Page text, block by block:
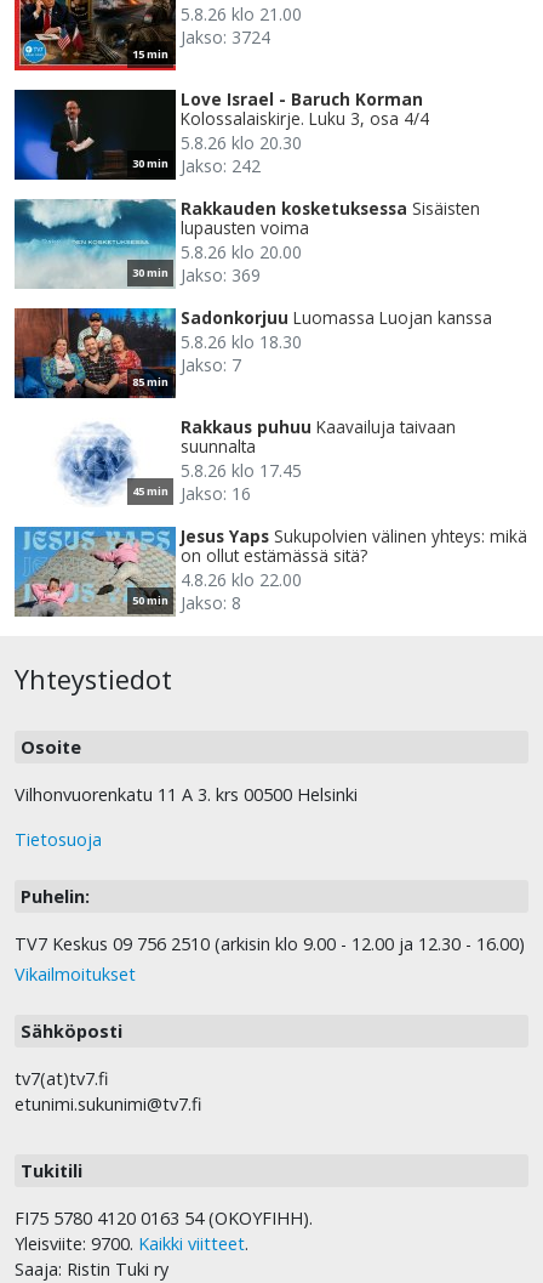
15 min
5.8.26 klo 21.00
Jakso: 3724
30 min
Love Israel - Baruch Korman
Kolossalaiskirje. Luku 3, osa 4/4
5.8.26 klo 20.30
Jakso: 242
30 min
Rakkauden kosketuksessa Sisäisten
lupausten voima
5.8.26 klo 20.00
Jakso: 369
85 min
Sadonkorjuu Luomassa Luojan kanssa
5.8.26 klo 18.30
Jakso: 7
45 min
Rakkaus puhuu Kaavailuja taivaan
suunnalta
5.8.26 klo 17.45
Jakso: 16
50 min
Jesus Yaps Sukupolvien välinen yhteys: mikä
on ollut estämässä sitä?
4.8.26 klo 22.00
Jakso: 8
Yhteystiedot
Osoite
Vilhonvuorenkatu 11 A 3. krs 00500 Helsinki
Tietosuoja
Puhelin:
TV7 Keskus 09 756 2510 (arkisin klo 9.00 - 12.00 ja 12.30 - 16.00)
Vikailmoitukset
Sähköposti
tv7(at)tv7.fi
etunimi.sukunimi@tv7.fi
Tukitili
FI75 5780 4120 0163 54 (OKOYFIHH).
Yleisviite: 9700. Kaikki viitteet.
Saaja: Ristin Tuki ry